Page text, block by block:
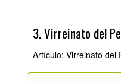
3. Virreinato del
Artículo: Virreinato del